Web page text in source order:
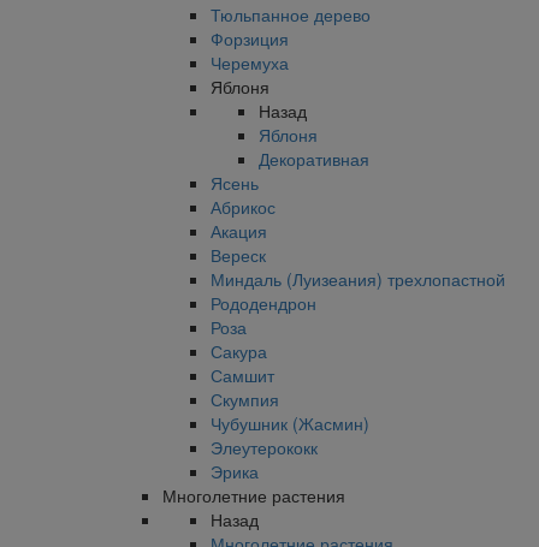
Тюльпанное дерево
Форзиция
Черемуха
Яблоня
Назад
Яблоня
Декоративная
Ясень
Абрикос
Акация
Вереск
Миндаль (Луизеания) трехлопастной
Рододендрон
Роза
Сакура
Самшит
Скумпия
Чубушник (Жасмин)
Элеутерококк
Эрика
Многолетние растения
Назад